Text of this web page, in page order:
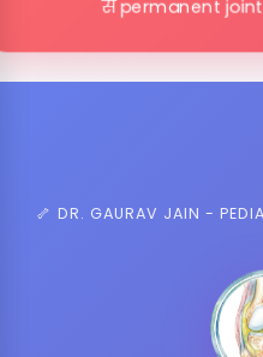
🦴 DR. GAURAV JAIN -